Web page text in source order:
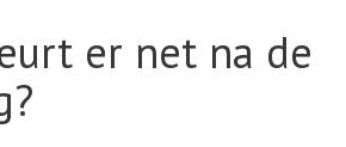
er net na de